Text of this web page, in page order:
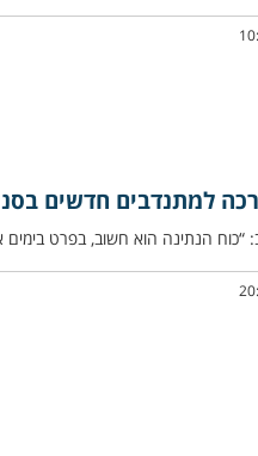
למתנדבים חדשים
“כוח הנתינה הוא חשוב, בפרט